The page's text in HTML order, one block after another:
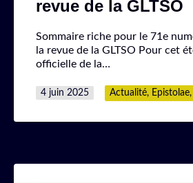
revue de la GLTSO
Sommaire riche pour le 71e
la revue de la GLTSO Pour cet
officielle de la…
Publié
le
4 juin 2025
Catégorisé
Actualité, Epistolae,